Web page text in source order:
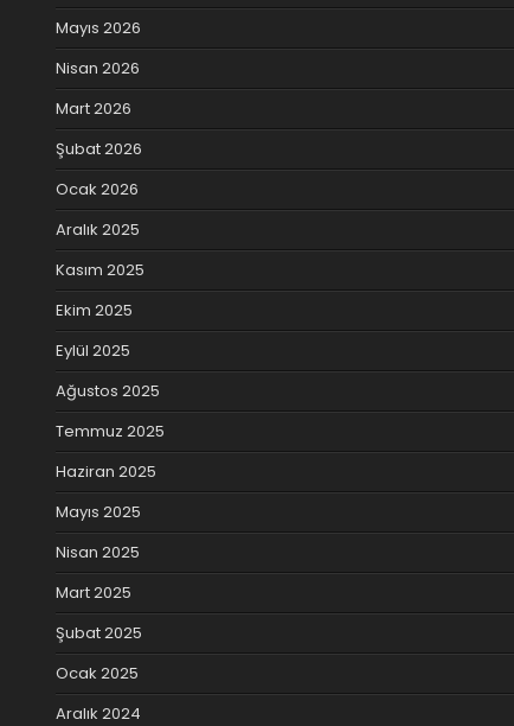
Mayıs 2026
Nisan 2026
Mart 2026
Şubat 2026
Ocak 2026
Aralık 2025
Kasım 2025
Ekim 2025
Eylül 2025
Ağustos 2025
Temmuz 2025
Haziran 2025
Mayıs 2025
Nisan 2025
Mart 2025
Şubat 2025
Ocak 2025
Aralık 2024